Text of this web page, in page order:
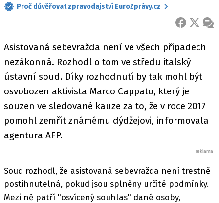
Proč důvěřovat zpravodajství EuroZprávy.cz
FACEBOOK
X
Asistovaná sebevražda není ve všech případech
nezákonná. Rozhodl o tom ve středu italský
ústavní soud. Díky rozhodnutí by tak mohl být
osvobozen aktivista Marco Cappato, který je
souzen ve sledované kauze za to, že v roce 2017
pomohl zemřít známému dýdžejovi, informovala
agentura AFP.
Soud rozhodl, že asistovaná sebevražda není trestně
postihnutelná, pokud jsou splněny určité podmínky.
Mezi ně patří "osvícený souhlas" dané osoby,